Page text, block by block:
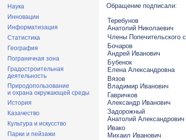
Наука
Инновации
Информатизация
Статистика
География
Пограничная зона
Градостроительная
деятельность
Природопользование
и охрана окружающей среды
История
Казачество
Культура и искусство
Парки и пейзажи
Обращение подписали:
Теребунов
Анатолий Николаевич
Члены Попечительского
Бочаров
Андрей Иванович
Бубенок
Елена Александровна
Вязов
Владимир Иванович
Гавричков
Александр Иванович
Задорожный
Анатолий Александрович
Ивако
Михаил Иванович